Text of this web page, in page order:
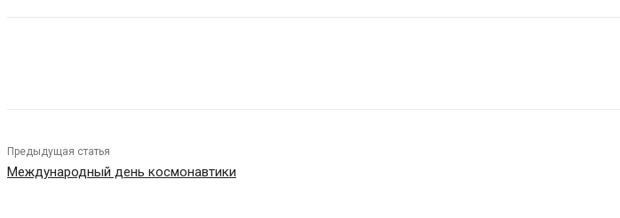
Предыдущая статья
Международный день космонавтики